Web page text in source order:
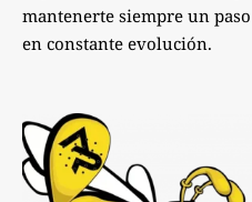
mantenerte siempre un
en constante evolución.